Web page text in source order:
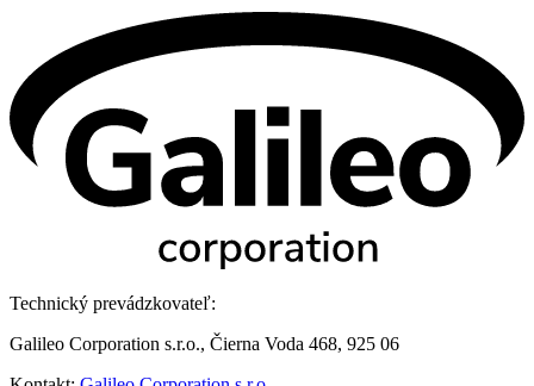
Technický prevádzkovateľ:
Galileo Corporation s.r.o., Čierna Voda 468, 925 06